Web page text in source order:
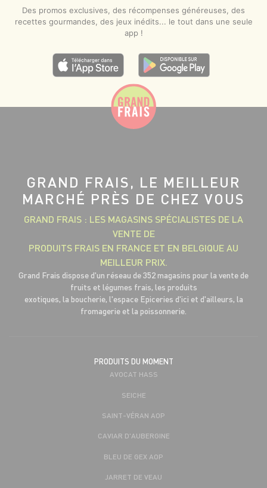
Des promos exclusives, des récompenses généreuses, des
recettes gourmandes, des jeux inédits... le tout dans une seule
app !
GRAND FRAIS, LE MEILLEUR
MARCHÉ PRÈS DE CHEZ VOUS
GRAND FRAIS : LES MAGASINS SPÉCIALISTES DE LA
VENTE DE
PRODUITS FRAIS EN FRANCE ET EN BELGIQUE AU
MEILLEUR PRIX.
Grand Frais dispose d'un réseau de 352 magasins pour la vente de
fruits et légumes frais, les produits
exotiques, la boucherie, l'espace Epiceries d'ici et d'ailleurs, la
fromagerie et la poissonnerie.
PRODUITS DU MOMENT
AVOCAT HASS
SEICHE
SAINT-VÉRAN AOP
CAVIAR D'AUBERGINE
BLEU DE GEX AOP
JARRET DE VEAU